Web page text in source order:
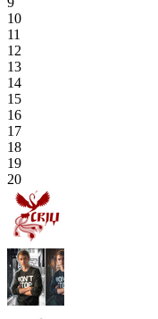
10
11
12
13
14
15
16
17
18
19
20